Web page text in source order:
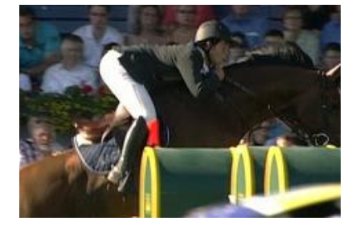
POWER - MILLAR 5 ARMANIE -VOORN 6 QUERLYBET
HERO -LEJAUNE 7 MO CHROI - O’BRIEN 8 CARMENA Z -
BREEN 9 JALLA DE GAVIERE -RAMZY AL DUHAMI 10
NOVEL -PHILIPPAERTS 3 triple 1 LATE NIGHT -LEVY 2 K
CLUB LADY -O’CONNOR 3 QUICK STUDY - HOUGH 4
LORENZO -AHLMANN 5 L’ESPOIR -GULLIKSEN 6
TOPINAMBOUR -LEPREVOST 7 WISCONSIN 111 -MOYA 8
INTERTOY Z - BRASH 9 HERALD –CORDON 10 SELDANA
DI CAMPALTO -SHARBATLY Vuelta Triunfal... el ganador
del Gran Premio en su vuelta de honor